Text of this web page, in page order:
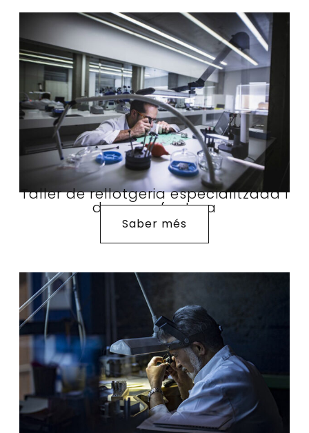
Taller de rellotgeria especialitzada i
de manufactura
Saber més